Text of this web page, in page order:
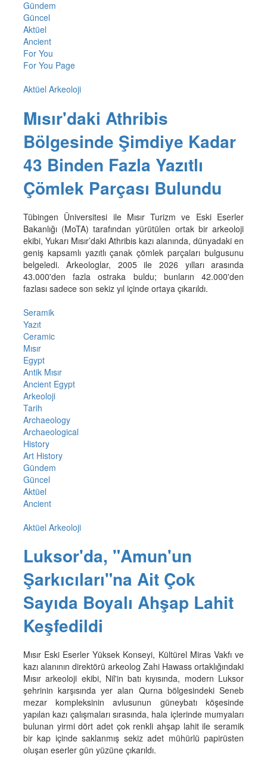
Gündem
Güncel
Aktüel
Ancient
For You
For You Page
Aktüel Arkeoloji
Mısır'daki Athribis
Bölgesinde Şimdiye Kadar
43 Binden Fazla Yazıtlı
Çömlek Parçası Bulundu
Tübingen Üniversitesi ile Mısır Turizm ve Eski Eserler
Bakanlığı (MoTA) tarafından yürütülen ortak bir arkeoloji
ekibi, Yukarı Mısır’daki Athribis kazı alanında, dünyadaki en
geniş kapsamlı yazıtlı çanak çömlek parçaları bulgusunu
belgeledi. Arkeologlar, 2005 ile 2026 yılları arasında
43.000'den fazla ostraka buldu; bunların 42.000'den
fazlası sadece son sekiz yıl içinde ortaya çıkarıldı.
Seramik
Yazıt
Ceramic
Mısır
Egypt
Antik Mısır
Ancient Egypt
Arkeoloji
Tarih
Archaeology
Archaeological
History
Art History
Gündem
Güncel
Aktüel
Ancient
Aktüel Arkeoloji
Luksor'da, "Amun'un
Şarkıcıları"na Ait Çok
Sayıda Boyalı Ahşap Lahit
Keşfedildi
Mısır Eski Eserler Yüksek Konseyi, Kültürel Miras Vakfı ve
kazı alanının direktörü arkeolog Zahi Hawass ortaklığındaki
Mısır arkeoloji ekibi, Nil'in batı kıyısında, modern Luksor
şehrinin karşısında yer alan Qurna bölgesindeki Seneb
mezar kompleksinin avlusunun güneybatı köşesinde
yapılan kazı çalışmaları sırasında, hala içlerinde mumyaları
bulunan yirmi dört adet çok renkli ahşap lahit ile seramik
bir kap içinde saklanmış sekiz adet mühürlü papirüsten
oluşan eserler gün yüzüne çıkarıldı.